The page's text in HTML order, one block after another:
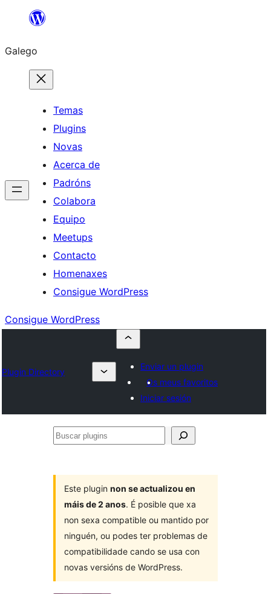
Saltar
contido
Galego
Temas
Plugins
Novas
Acerca de
Padróns
Colabora
Equipo
Meetups
Contacto
Homenaxes
Consigue WordPress
Consigue WordPress
Plugin Directory
Enviar un plugin
Os meus favoritos
Iniciar sesión
Buscar
Este plugin non se actualizou en
máis de 2 anos. É posible que xa
non sexa compatible ou mantido por
ninguén, ou podes ter problemas de
compatibilidade cando se usa con
novas versións de WordPress.